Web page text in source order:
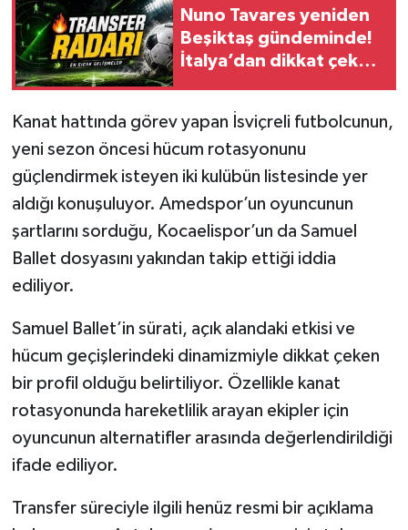
Nuno Tavares yeniden
Beşiktaş gündeminde!
İtalya’dan dikkat çeken
Kanat hattında görev yapan İsviçreli futbolcunun,
yeni sezon öncesi hücum rotasyonunu
güçlendirmek isteyen iki kulübün listesinde yer
aldığı konuşuluyor. Amedspor’un oyuncunun
şartlarını sorduğu, Kocaelispor’un da Samuel
Ballet dosyasını yakından takip ettiği iddia
ediliyor.
Samuel Ballet’in sürati, açık alandaki etkisi ve
hücum geçişlerindeki dinamizmiyle dikkat çeken
bir profil olduğu belirtiliyor. Özellikle kanat
rotasyonunda hareketlilik arayan ekipler için
oyuncunun alternatifler arasında değerlendirildiği
ifade ediliyor.
Transfer süreciyle ilgili henüz resmi bir açıklama